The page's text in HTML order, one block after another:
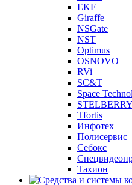
EKF
Giraffe
NSGate
NST
Optimus
OSNOVO
RVi
SC&T
Space
STELBERRY
Tfortis
Инфотех
Полисервис
Себокс
Тахион